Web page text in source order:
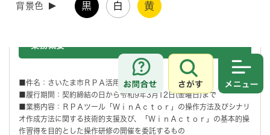
背景色 黒 白 黄
お問合せ
さがす
集します。
■件名：さいたま市ＲＰＡ活用支援業務
■履行期間：契約締結の日から令和9年3月12日(金曜日)まで
■業務内容：ＲＰＡツール「ＷｉｎＡｃｔｏｒ」の操作方法及びシナリ
オ作成方法に関する技術的支援及び、「ＷｉｎＡｃｔｏｒ」の基本的操
作習得を目的とした操作研修の開催を委託するもの